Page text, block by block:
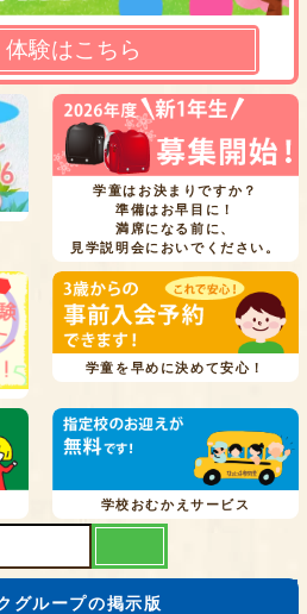
体験はこちら
学童はお決まりですか？
準備はお早目に！
満席になる前に、
見学説明会においでください。
学童を早めに決めて安心！
学校おむかえサービス
グループの掲示版